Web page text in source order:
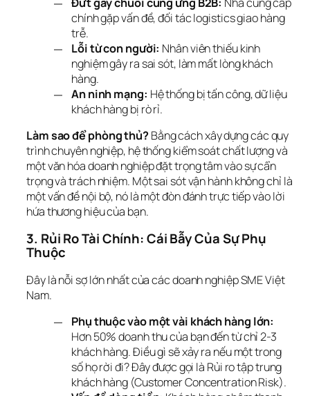
chính gặp vấn đề, đối tác logistics giao hàng
trễ.
Lỗi từ con người: Nhân viên thiếu kinh
nghiệm gây ra sai sót, làm mất lòng khách
hàng.
An ninh mạng: Hệ thống bị tấn công, dữ liệu
khách hàng bị rò rỉ.
Làm sao để phòng thủ? Bằng cách xây dựng các quy
trình chuyên nghiệp, hệ thống kiểm soát chất lượng và
một văn hóa doanh nghiệp đặt trọng tâm vào sự cẩn
trọng và trách nhiệm. Một sai sót vận hành không chỉ là
một vấn đề nội bộ, nó là một đòn đánh trực tiếp vào lời
hứa thương hiệu của bạn.
3. Rủi Ro Tài Chính: Cái Bẫy Của Sự Phụ
Thuộc
Đây là nỗi sợ lớn nhất của các doanh nghiệp SME Việt
Nam.
Phụ thuộc vào một vài khách hàng lớn:
Hơn 50% doanh thu của bạn đến từ chỉ 2-3
khách hàng. Điều gì sẽ xảy ra nếu một trong
số họ rời đi? Đây được gọi là Rủi ro tập trung
khách hàng (Customer Concentration Risk).